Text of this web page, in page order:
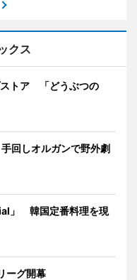
クス
ストア 「どうぶつの
回しオルガンで野外劇
」 韓国定番料理を現
ーグ開幕